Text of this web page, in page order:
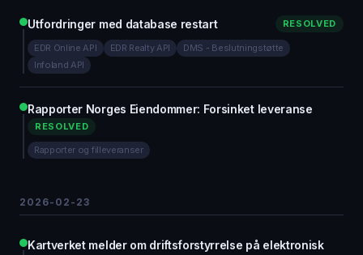
Utfordringer med database restart RESOLVED
EDR Online API EDR Realty API
DMS - Beslutningstøtte
Infoland API
Rapporter Norges Eiendommer: Forsinket leveranse
RESOLVED
Rapporter og filleveranser
2026-02-23
Kartverket melder om driftsforstyrrelse på elektronisk